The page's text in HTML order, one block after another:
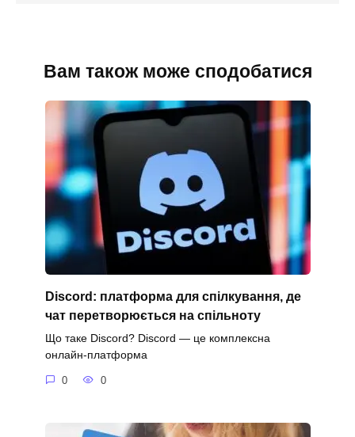
Вам також може сподобатися
Discord: платформа для спілкування, де
чат перетворюється на спільноту
Що таке Discord? Discord — це комплексна
онлайн-платформа
0 0